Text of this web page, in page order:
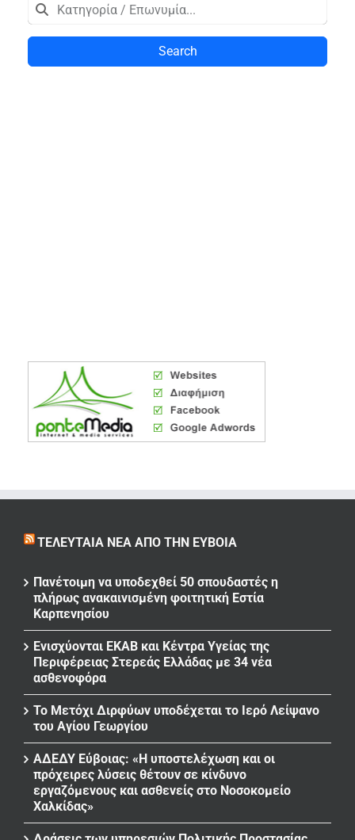
Search
ΤΕΛΕΥΤΑΊΑ ΝΈΑ ΑΠΌ ΤΗΝ ΕΎΒΟΙΑ
Πανέτοιμη να υποδεχθεί 50 σπουδαστές η
πλήρως ανακαινισμένη φοιτητική Εστία
Καρπενησίου
Ενισχύονται ΕΚΑΒ και Κέντρα Υγείας της
Περιφέρειας Στερεάς Ελλάδας με 34 νέα
ασθενοφόρα
Το Μετόχι Διρφύων υποδέχεται το Ιερό Λείψανο
του Αγίου Γεωργίου
ΑΔΕΔΥ Εύβοιας: «Η υποστελέχωση και οι
πρόχειρες λύσεις θέτουν σε κίνδυνο
εργαζόμενους και ασθενείς στο Νοσοκομείο
Χαλκίδας»